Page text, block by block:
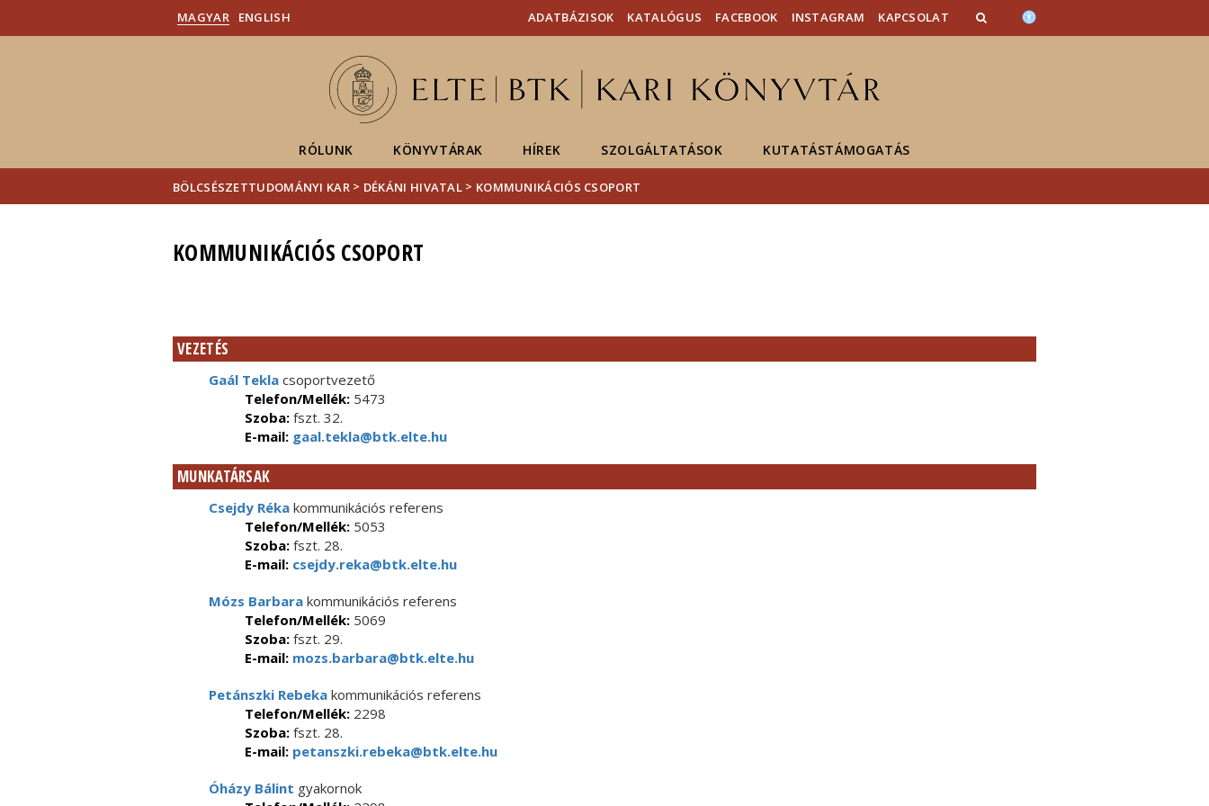
Hírek
Események
ELTE a
MAGYAR ENGLISH ADATBÁZISOK KATALÓGUS FACEBOOK INSTAGRAM KAPCSOLAT
RÓLUNK KÖNYVTÁRAK HÍREK SZOLGÁLTATÁSOK KUTATÁSTÁMOGATÁS
BÖLCSÉSZETTUDOMÁNYI KAR > DÉKÁNI HIVATAL > KOMMUNIKÁCIÓS CSOPORT
KOMMUNIKÁCIÓS CSOPORT
VEZETÉS
Gaál Tekla csoportvezető
Telefon/Mellék: 5473
Szoba: fszt. 32.
E-mail: gaal.tekla@btk.elte.hu
MUNKATÁRSAK
Csejdy Réka kommunikációs referens
Telefon/Mellék: 5053
Szoba: fszt. 28.
E-mail: csejdy.reka@btk.elte.hu
Mózs Barbara kommunikációs referens
Telefon/Mellék: 5069
Szoba: fszt. 29.
E-mail: mozs.barbara@btk.elte.hu
Petánszki Rebeka kommunikációs referens
Telefon/Mellék: 2298
Szoba: fszt. 28.
E-mail: petanszki.rebeka@btk.elte.hu
Óházy Bálint gyakornok